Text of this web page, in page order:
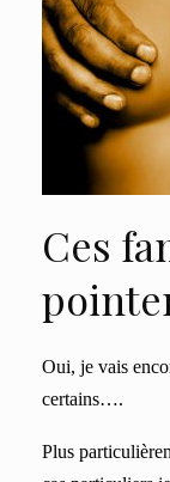
Ces
Oui, je vais
certains….
Plus